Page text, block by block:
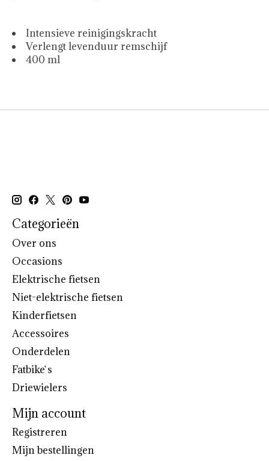
Intensieve reinigingskracht
Verlengt levenduur remschijf
400 ml
Categorieën
Over ons
Occasions
Elektrische fietsen
Niet-elektrische fietsen
Kinderfietsen
Accessoires
Onderdelen
Fatbike`s
Driewielers
Mijn account
Registreren
Mijn bestellingen